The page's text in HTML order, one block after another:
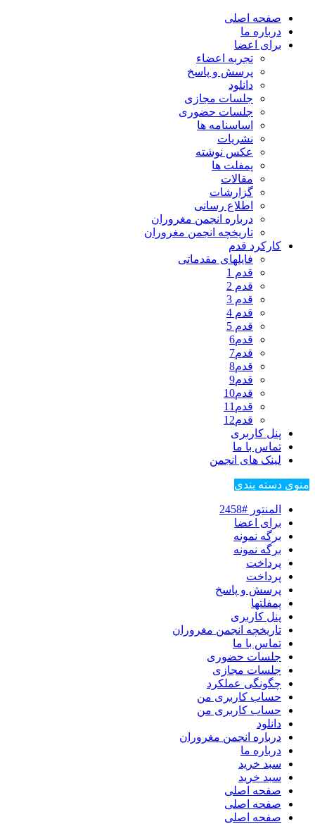
صفحه اصلی
درباره ما
برای اعضا
تجربه اعضاء
پرسش و پاسخ
دانلود
جلسات مجازی
جلسات حضوری
اساسنامه ها
نشریات
عکس نوشته
پمفلت ها
مقالات
گزارشات
اطلاع رسانی
درباره انجمن مغروران
تاریخچه انجمن مغروران
کارکرد قدم
فایلهای مقدماتی
قدم 1
قدم 2
قدم 3
قدم 4
قدم 5
قدم6
قدم7
قدم8
قدم9
قدم10
قدم11
قدم12
پنل کاربری
تماس با ما
لینک های انجمن
منوی دسته بندی
المنتور #2458
برای اعضا
برگه نمونه
برگه نمونه
پرداخت
پرداخت
پرسش و پاسخ
پمفلتها
پنل کاربری
تاریخچه انجمن مغروران
تماس با ما
جلسات حضوری
جلسات مجازی
چگونگی عملکرد
حساب کاربری من
حساب کاربری من
دانلود
درباره انجمن مغروران
درباره ما
سبد خرید
سبد خرید
صفحه اصلی
صفحه اصلی
صفحه اصلی